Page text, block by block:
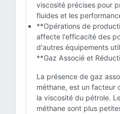
viscosité précises pour
fluides et les
**Opérations de
affecte l'efficacité des
d'autres équipements
**Gaz Associé et
La présence de gaz
méthane, est un facteur
la viscosité du pétrole.
méthane sont plus